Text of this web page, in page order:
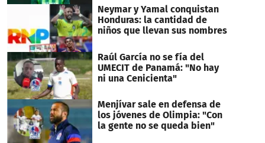
Neymar y Yamal conquistan
Honduras: la cantidad de
niños que llevan sus nombres
Raúl García no se fía del
UMECIT de Panamá: "No hay
ni una Cenicienta"
Menjívar sale en defensa de
los jóvenes de Olimpia: "Con
la gente no se queda bien"